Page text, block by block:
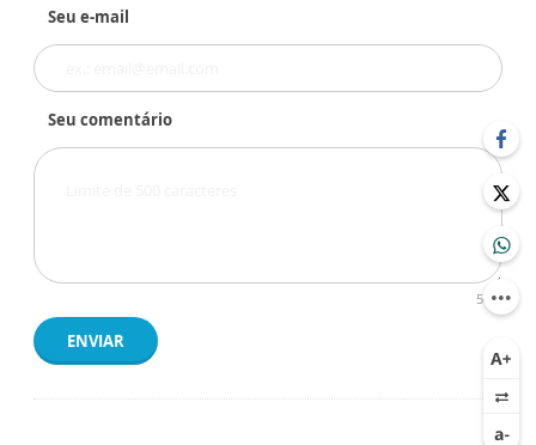
Seu e-mail
Seu comentário
500
ENVIAR